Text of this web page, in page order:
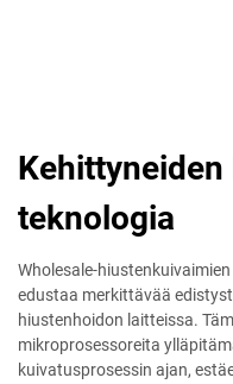
teknologia
Wholesale-
edustaa merkittävää
hiustenhoidon laitteissa.
mikroprosessoreita
kuivatusprosessin ajan,